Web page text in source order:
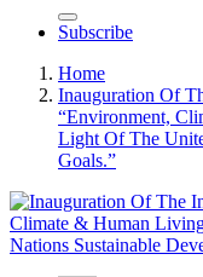
Subscribe
Home
Inauguration Of
“Environment,
Light Of The
Goals.”